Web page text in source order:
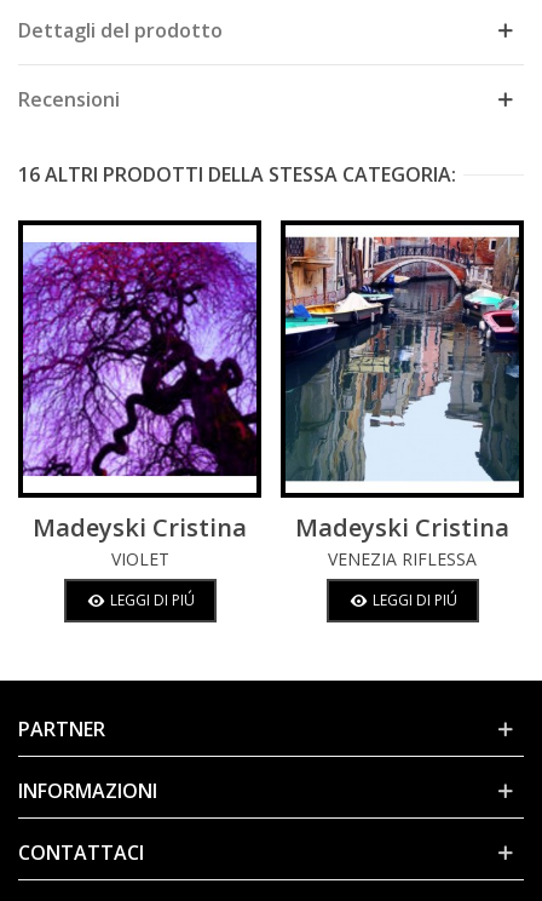
Dettagli del prodotto
Recensioni
16 ALTRI PRODOTTI DELLA STESSA CATEGORIA:
Madeyski Cristina
VIOLET
LEGGI DI PIÚ
Madeyski Cristina
VENEZIA RIFLESSA
LEGGI DI PIÚ
PARTNER
INFORMAZIONI
CONTATTACI